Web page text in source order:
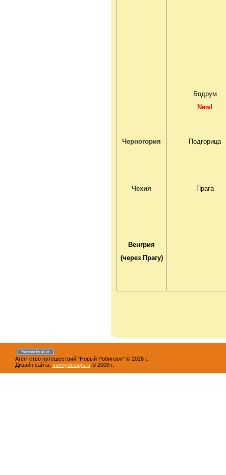
Бодрум
New!
Черногория Подгорица
Чехия Прага
Венгрия
(через Прагу)
Агентство путешествий "Новый Робинзон" © 2026 г.
Дизайн сайта: sunnydesign.ru © 2009 г.